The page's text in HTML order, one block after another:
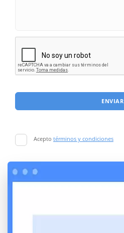
ENVIAR
Acepto términos y condiciones